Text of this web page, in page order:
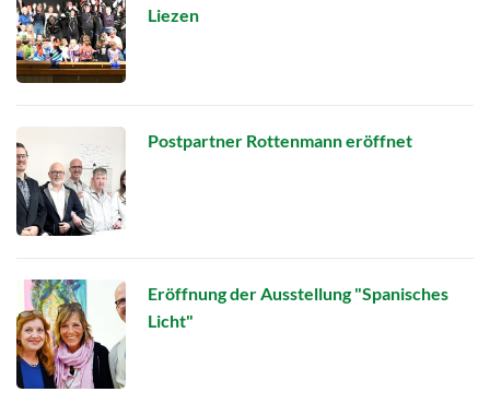
Liezen
Postpartner Rottenmann eröffnet
Eröffnung der Ausstellung "Spanisches
Licht"